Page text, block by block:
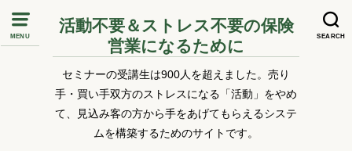
MENU SEARCH
活動不要＆ストレス不要の保険
営業になるために
セミナーの受講生は900人を超えました。売り
手・買い手双方のストレスになる「活動」をやめ
て、見込み客の方から手をあげてもらえるシステ
ムを構築するためのサイトです。